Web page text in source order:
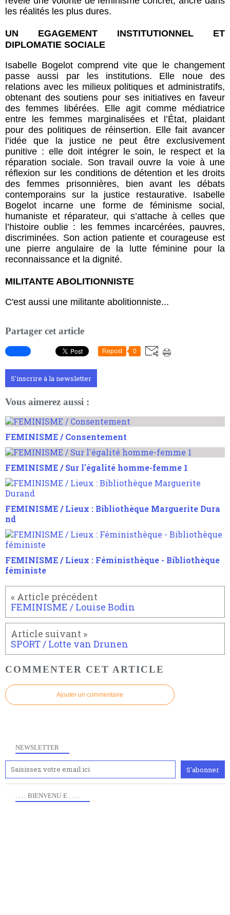
les réalités les plus dures.
UN EGAGEMENT INSTITUTIONNEL ET
DIPLOMATIE SOCIALE
Isabelle Bogelot comprend vite que le changement
passe aussi par les institutions. Elle noue des
relations avec les milieux politiques et administratifs,
obtenant des soutiens pour ses initiatives en faveur
des femmes libérées. Elle agit comme médiatrice
entre les femmes marginalisées et l’État, plaidant
pour des politiques de réinsertion. Elle fait avancer
l’idée que la justice ne peut être exclusivement
punitive : elle doit intégrer le soin, le respect et la
réparation sociale. Son travail ouvre la voie à une
réflexion sur les conditions de détention et les droits
des femmes prisonnières, bien avant les débats
contemporains sur la justice restaurative. Isabelle
Bogelot incarne une forme de féminisme social,
humaniste et réparateur, qui s’attache à celles que
l’histoire oublie : les femmes incarcérées, pauvres,
discriminées. Son action patiente et courageuse est
une pierre angulaire de la lutte féminine pour la
reconnaissance et la dignité.
MILITANTE ABOLITIONNISTE
C'est aussi une militante abolitionniste...
Partager cet article
Repost 0
S'inscrire à la newsletter
Vous aimerez aussi :
FEMINISME / Consentement
FEMINISME / Sur l'égalité homme-femme 1
FEMINISME / Lieux : Bibliothèque Marguerite Dura
nd
FEMINISME / Lieux : Féministhèque - Bibliothèque
féministe
FEMINISME / Louise Bodin
SPORT / Lotte van Drunen
COMMENTER CET ARTICLE
Ajouter un commentaire
NEWSLETTER
. . . . BIENVENU·E . . . .